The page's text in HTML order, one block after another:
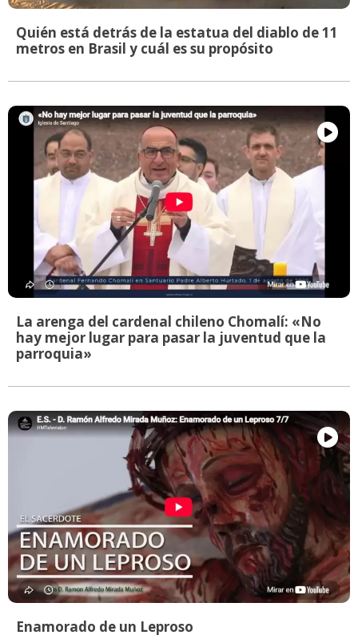
Quién está detrás de la estatua del diablo de 11
metros en Brasil y cuál es su propósito
La arenga del cardenal chileno Chomalí: «No
hay mejor lugar para pasar la juventud que la
parroquia»
Enamorado de un Leproso